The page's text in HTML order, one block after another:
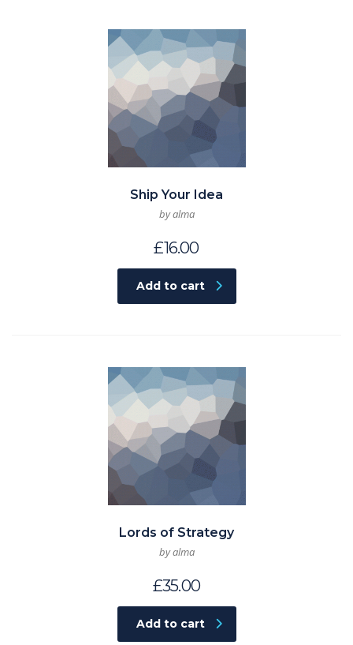
Ship Your Idea
by alma
£16.00
Add to cart
Lords of Strategy
by alma
£35.00
Add to cart